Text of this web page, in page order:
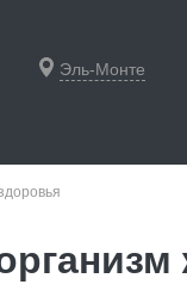
Эль-Монте